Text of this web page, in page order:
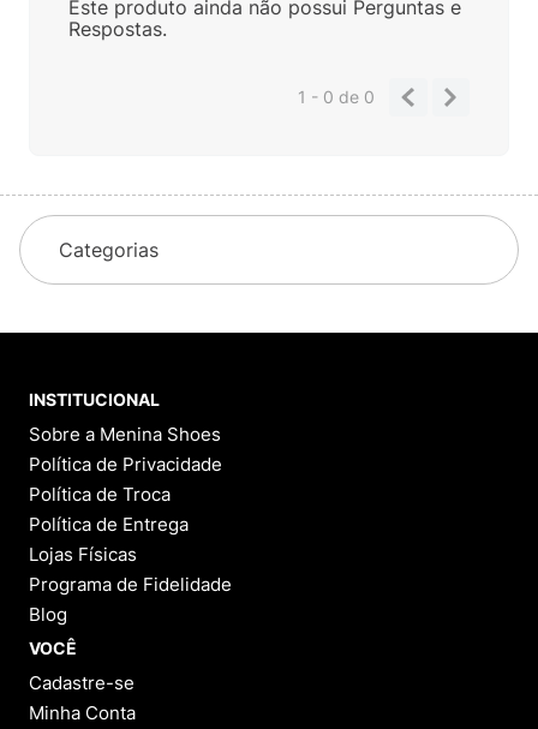
Este produto ainda não possui Perguntas e
Respostas.
1 - 0de 0
Categorias
INSTITUCIONAL
Sobre a Menina Shoes
Política de Privacidade
Política de Troca
Política de Entrega
Lojas Físicas
Programa de Fidelidade
Blog
VOCÊ
Cadastre-se
Minha Conta